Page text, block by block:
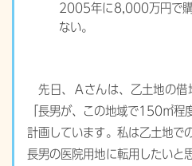
2005年に8,000万円で購
ない。
先日、Ａさんは、乙土地の借
「長男が、この地域で150㎡程
計画しています。私は乙土地で
長男の医院用地に転用したいと